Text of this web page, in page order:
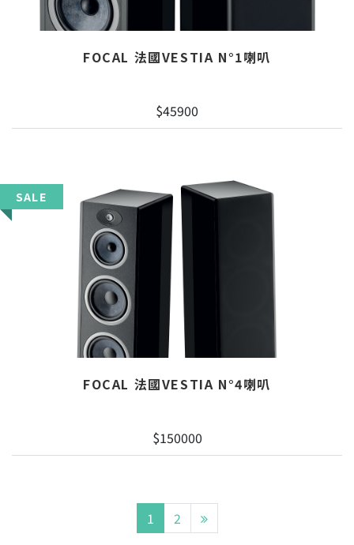
FOCAL 法國VESTIA N°1喇叭
$45900
FOCAL 法國VESTIA N°4喇叭
$150000
SALE
1 2